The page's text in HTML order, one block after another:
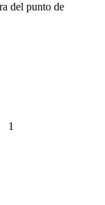
del punto de
1